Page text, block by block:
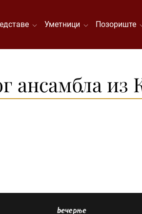
Уметници Позориште
ансамбла из